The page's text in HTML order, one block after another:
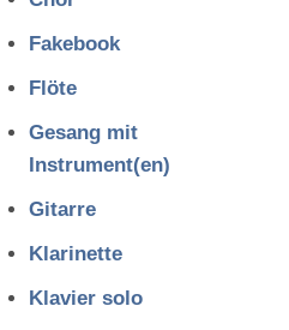
Fakebook
Flöte
Gesang mit
Instrument(en)
Gitarre
Klarinette
Klavier solo